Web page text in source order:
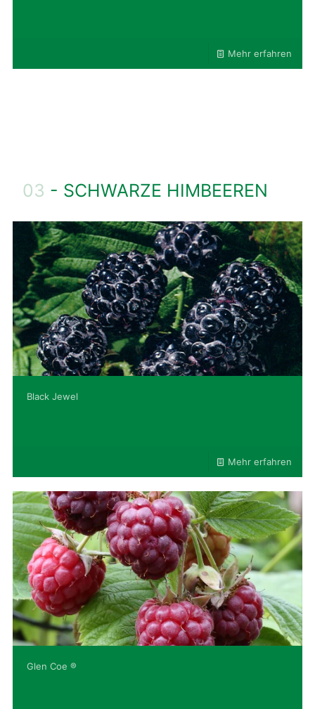
Mehr erfahren
03 - SCHWARZE HIMBEEREN
Black Jewel
Mehr erfahren
Glen Coe ®